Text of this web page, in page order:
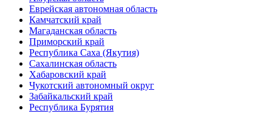
Еврейская автономная область
Камчатский край
Магаданская область
Приморский край
Республика Саха (Якутия)
Сахалинская область
Хабаровский край
Чукотский автономный округ
Забайкальский край
Республика Бурятия